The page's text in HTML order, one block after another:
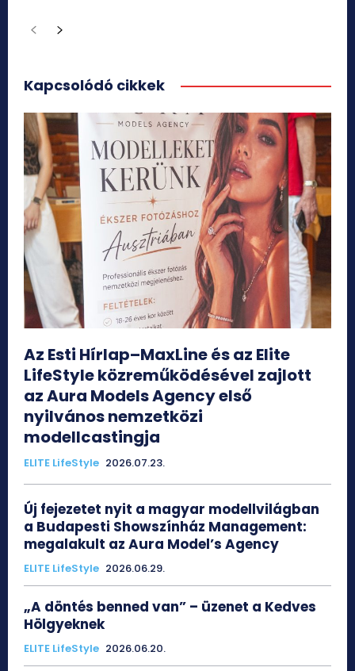
Kapcsolódó cikkek
Az Esti Hírlap–MaxLine és az Elite
LifeStyle közreműködésével zajlott
az Aura Models Agency első
nyilvános nemzetközi
modellcastingja
ELITE LifeStyle 2026.07.23.
Új fejezetet nyit a magyar modellvilágban
a Budapesti Showszínház Management:
megalakult az Aura Model’s Agency
ELITE LifeStyle 2026.06.29.
„A döntés benned van” – üzenet a Kedves
Hölgyeknek
ELITE LifeStyle 2026.06.20.